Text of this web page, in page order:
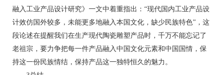
融入工业产品设计研究》一文中着重指出：“现代国内工业产品设
计效仿国外较多，未能更多地融入本国文化，缺少民族特色”，这
段论述在提醒我们在生产现代陶瓷雕塑产品时，千万不能忘记了
老祖宗，要力争把每一件产品融入中国文化元素和中国国情，保
持这一份民族情结，保持产品这一独特恒久的魅力。